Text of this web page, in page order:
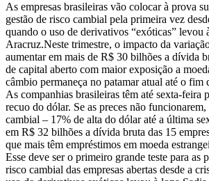
As empresas brasileiras vão colocar à prova
gestão de risco cambial pela primeira vez
quando o uso de derivativos “exóticas” levou
Aracruz.Neste trimestre, o impacto da
aumentar em mais de R$ 30 bilhões a dívida
de capital aberto com maior exposição a
câmbio permaneça no patamar atual até o fim
As companhias brasileiras têm até sexta-feira
recuo do dólar. Se as preces não
cambial – 17% de alta do dólar até a última
em R$ 32 bilhões a dívida bruta das 15
que mais têm empréstimos em moeda
Esse deve ser o primeiro grande teste para as
risco cambial das empresas abertas desde a